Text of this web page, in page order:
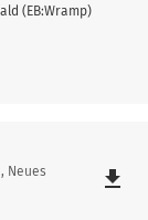
(EB:Wramp)
Neues
file_download